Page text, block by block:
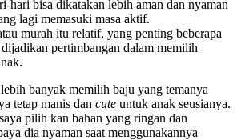
hari bisa dikatakan lebih aman dan nyaman
lagi memasuki masa aktif.
murah itu relatif, yang penting beberapa
pertimbangan dalam memilih
banyak memilih baju yang temanya
tetap manis dan cute untuk anak seusianya.
pilih kan bahan yang ringan dan
dia nyaman saat menggunakannya